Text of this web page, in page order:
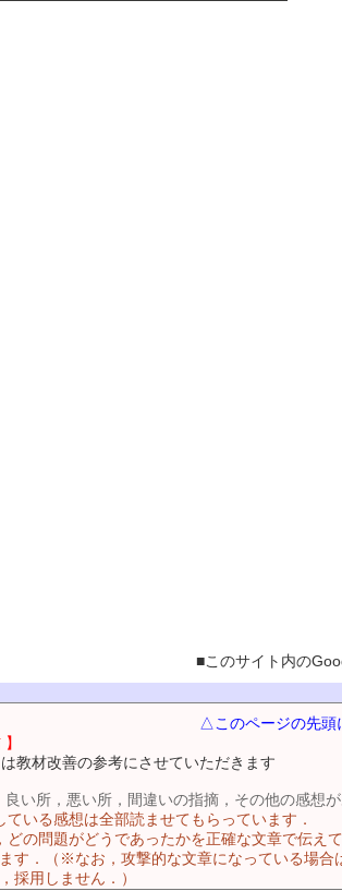
■このサイト内の
△このページの先
教材改善の参考にさせていただきます
良い所，悪い所，間違いの指摘，その他の感想
ている感想は全部読ませてもらっています．
どの問題がどうであったかを正確な文章で伝え
す．（※なお，攻撃的な文章になっている場
採用しません．）